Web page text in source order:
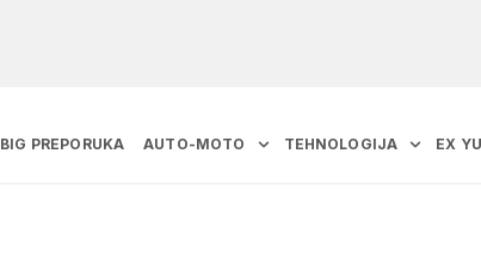
BIG PREPORUKA AUTO-MOTO TEHNOLOGIJA EX YU